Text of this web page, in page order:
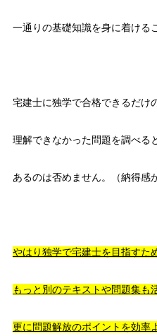
一通りの基礎知識を身に着ける
宅建士に独学で合格できるだけ
理解できなかった問題を調べる
あるのは否めません。（納得感
やはり独学で宅建士を目指すた
もっと別のテキストや問題集も
更に問題解放のポイントを効率